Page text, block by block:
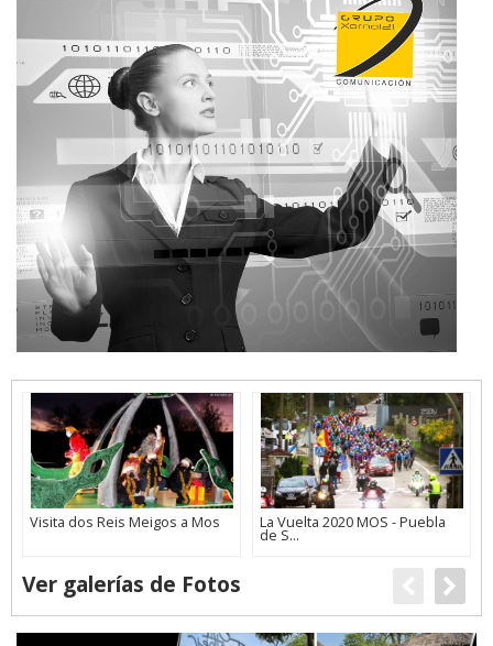
Visita dos Reis Meigos a Mos La Vuelta 2020 MOS - Puebla
de S...
Ver galerías de Fotos